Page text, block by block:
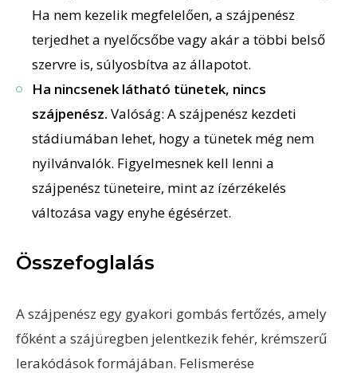
Ha nem kezelik megfelelően, a szájpenész
terjedhet a nyelőcsőbe vagy akár a többi belső
szervre is, súlyosbítva az állapotot.
Ha nincsenek látható tünetek, nincs
szájpenész. Valóság: A szájpenész kezdeti
stádiumában lehet, hogy a tünetek még nem
nyilvánvalók. Figyelmesnek kell lenni a
szájpenész tüneteire, mint az ízérzékelés
változása vagy enyhe égésérzet.
Összefoglalás
A szájpenész egy gyakori gombás fertőzés, amely
főként a szájüregben jelentkezik fehér, krémszerű
lerakódások formájában. Felismerése